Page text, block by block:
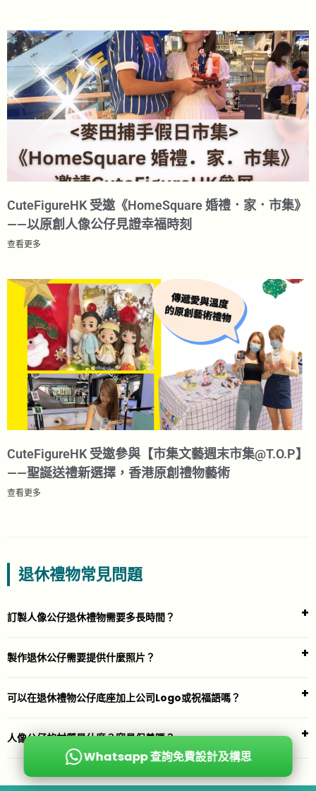
Whatsapp 查詢免費設計及構思
CuteFigureHK 受邀《HomeSquare 婚禮．家．市集》
——以原創人像公仔見證幸福時刻
查看更多
CuteFigureHK 受邀參與【市集文藝週末市集@T.O.P】
——聖誕送禮新選擇，香港原創禮物藝術​
查看更多
退休禮物常見問題
訂製人像公仔退休禮物需要多長時間？
製作退休公仔需要提供什麼照片？
可以在退休禮物公仔底座加上公司Logo或祝福語嗎？
人像公仔的材質是什麼？容易保養嗎？